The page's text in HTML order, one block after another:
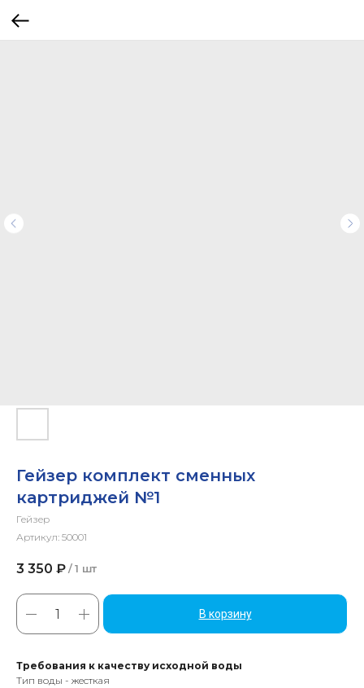
Гейзер комплект сменных
картриджей №1
Гейзер
Артикул: 50001
3 350 ₽ / 1 шт
В корзину
Требования к качеству исходной воды
Тип воды - жесткая